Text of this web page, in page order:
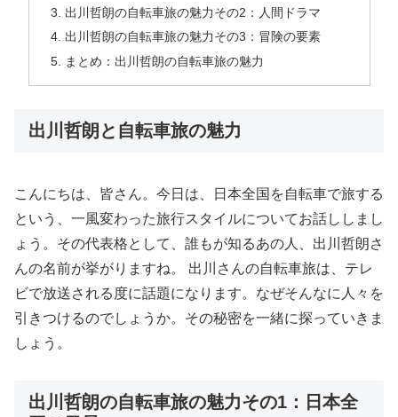
出川哲朗の自転車旅の魅力その2：人間ドラマ
出川哲朗の自転車旅の魅力その3：冒険の要素
まとめ：出川哲朗の自転車旅の魅力
出川哲朗と自転車旅の魅力
こんにちは、皆さん。今日は、日本全国を自転車で旅する
という、一風変わった旅行スタイルについてお話ししまし
ょう。その代表格として、誰もが知るあの人、出川哲朗さ
んの名前が挙がりますね。 出川さんの自転車旅は、テレ
ビで放送される度に話題になります。なぜそんなに人々を
引きつけるのでしょうか。その秘密を一緒に探っていきま
しょう。
出川哲朗の自転車旅の魅力その1：日本全